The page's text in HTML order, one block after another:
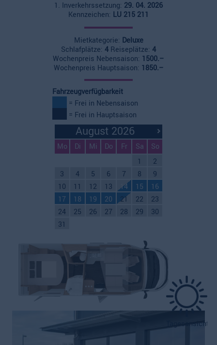
1. Inverkehrssetzung: 29. 04. 2026
Kennzeichen: LU 215 211
Mietkategorie: Deluxe
Schlafplätze: 4 Reiseplätze: 4
Wochenpreis Nebensaison: 1500.–
Wochenpreis Hauptsaison: 1850.–
Fahrzeugverfügbarkeit
= Frei in Nebensaison
= Frei in Hauptsaison
August 2026
Mo Di Mi Do Fr Sa
So
1
2
3
4 5 6 7 8
9
10
11 12 13 14 15
16
17
18 19 20 21 22
23
24
25 26 27 28 29
30
31
Tagesansicht